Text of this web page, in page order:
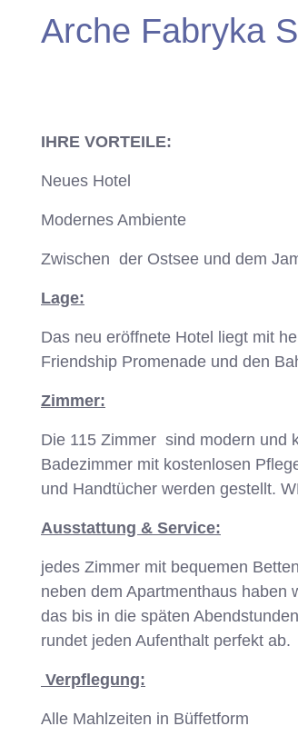
Arche Fabryka
IHRE VORTEILE:
Neues Hotel
Modernes Ambiente
Zwischen der Ostsee und dem
Lage:
Das neu eröffnete Hotel liegt mit
Friendship Promenade und den
Zimmer:
Die 115 Zimmer sind modern und
Badezimmer mit kostenlosen
und Handtücher werden gestellt.
Ausstattung & Service:
jedes Zimmer mit bequemen
neben dem Apartmenthaus haben
das bis in die späten
rundet jeden Aufenthalt perfekt ab.
Verpflegung:
Alle Mahlzeiten in Büffetform